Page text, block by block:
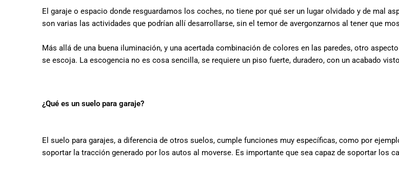
El garaje o espacio donde resguardamos los coches, no tiene por qué ser un lugar olvidado y de mal
son varias las actividades que podrían allí desarrollarse, sin el temor de avergonzarnos al tener que
Más allá de una buena iluminación, y una acertada combinación de colores en las paredes, otro
se escoja. La escogencia no es cosa sencilla, se requiere un piso fuerte, duradero, con un acabado
¿Qué es un suelo para garaje?
El suelo para garajes, a diferencia de otros suelos, cumple funciones muy específicas, como por
soportar la tracción generado por los autos al moverse. Es importante que sea capaz de soportar los